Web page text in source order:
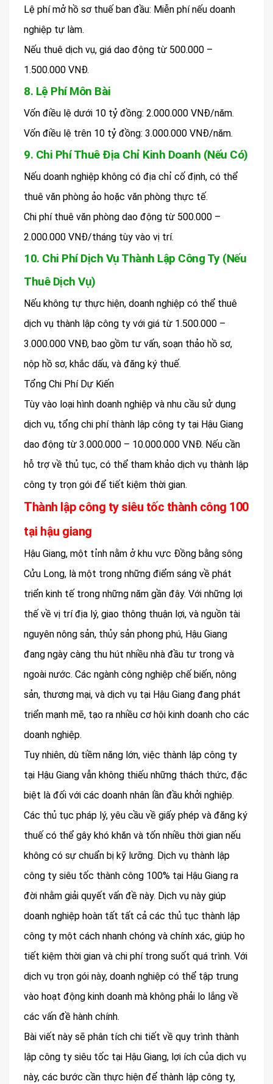
Lệ phí mở hồ sơ thuế ban đầu: Miễn phí nếu doanh
nghiệp tự làm.
Nếu thuê dịch vụ, giá dao động từ 500.000 –
1.500.000 VNĐ.
8. Lệ Phí Môn Bài
Vốn điều lệ dưới 10 tỷ đồng: 2.000.000 VNĐ/năm.
Vốn điều lệ trên 10 tỷ đồng: 3.000.000 VNĐ/năm.
9. Chi Phí Thuê Địa Chỉ Kinh Doanh (Nếu Có)
Nếu doanh nghiệp không có địa chỉ cố định, có thể
thuê văn phòng ảo hoặc văn phòng thực tế.
Chi phí thuê văn phòng dao động từ 500.000 –
2.000.000 VNĐ/tháng tùy vào vị trí.
10. Chi Phí Dịch Vụ Thành Lập Công Ty (Nếu
Thuê Dịch Vụ)
Nếu không tự thực hiện, doanh nghiệp có thể thuê
dịch vụ thành lập công ty với giá từ 1.500.000 –
3.000.000 VNĐ, bao gồm tư vấn, soạn thảo hồ sơ,
nộp hồ sơ, khắc dấu, và đăng ký thuế.
Tổng Chi Phí Dự Kiến
Tùy vào loại hình doanh nghiệp và nhu cầu sử dụng
dịch vụ, tổng chi phí thành lập công ty tại Hậu Giang
dao động từ 3.000.000 – 10.000.000 VNĐ. Nếu cần
hỗ trợ về thủ tục, có thể tham khảo dịch vụ thành lập
công ty trọn gói để tiết kiệm thời gian.
Thành lập công ty siêu tốc thành công 100
tại hậu giang
Hậu Giang, một tỉnh nằm ở khu vực Đồng bằng sông
Cửu Long, là một trong những điểm sáng về phát
triển kinh tế trong những năm gần đây. Với những lợi
thế về vị trí địa lý, giao thông thuận lợi, và nguồn tài
nguyên nông sản, thủy sản phong phú, Hậu Giang
đang ngày càng thu hút nhiều nhà đầu tư trong và
ngoài nước. Các ngành công nghiệp chế biến, nông
sản, thương mại, và dịch vụ tại Hậu Giang đang phát
triển mạnh mẽ, tạo ra nhiều cơ hội kinh doanh cho các
doanh nghiệp.
Tuy nhiên, dù tiềm năng lớn, việc thành lập công ty
tại Hậu Giang vẫn không thiếu những thách thức, đặc
biệt là đối với các doanh nhân lần đầu khởi nghiệp.
Các thủ tục pháp lý, yêu cầu về giấy phép và đăng ký
thuế có thể gây khó khăn và tốn nhiều thời gian nếu
không có sự chuẩn bị kỹ lưỡng. Dịch vụ thành lập
công ty siêu tốc thành công 100% tại Hậu Giang ra
đời nhằm giải quyết vấn đề này. Dịch vụ này giúp
doanh nghiệp hoàn tất tất cả các thủ tục thành lập
công ty một cách nhanh chóng và chính xác, giúp họ
tiết kiệm thời gian và chi phí trong suốt quá trình. Với
dịch vụ trọn gói này, doanh nghiệp có thể tập trung
vào hoạt động kinh doanh mà không phải lo lắng về
các vấn đề hành chính.
Bài viết này sẽ phân tích chi tiết về quy trình thành
lập công ty siêu tốc tại Hậu Giang, lợi ích của dịch vụ
này, các bước cần thực hiện để thành lập công ty,